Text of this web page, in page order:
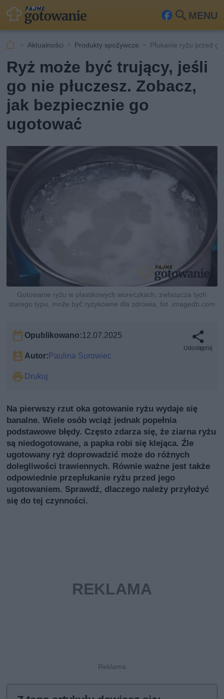
MENU
Fa
ook
Szu
Aktualności Produkty spożywcze Płukanie ryżu przed
Ryż może być trujący, jeśli
go nie płuczesz. Zobacz,
jak bezpiecznie go
ugotować
Gotowanie ryżu w plastikowych woreczkach, zwłaszcza tych
starego typu, może być ryzykowne dla zdrowia, fot. imagedb.com
Opublikowano:12.07.2025
Autor:Paulina Surowiec
Drukuj
Udostępnij
Na pierwszy rzut oka gotowanie ryżu wydaje się
banalne. Wiele osób wciąż jednak popełnia
podstawowe błędy. Często zdarza się, że ziarna ryżu
są niedogotowane, a papka robi się klejąca. Źle
ugotowany ryż doprowadzić może do różnych
dolegliwości trawiennych. Równie ważne jest także
odpowiednie przepłukanie ryżu przed jego
ugotowaniem. Sprawdź, dlaczego należy przyłożyć
się do tej czynności.